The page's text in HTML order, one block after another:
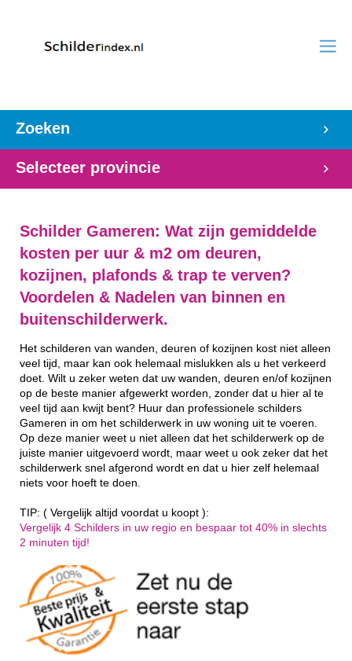
Zoeken
Selecteer provincie
Schilder Gameren: Wat zijn gemiddelde
kosten per uur & m2 om deuren,
kozijnen, plafonds & trap te verven?
Voordelen & Nadelen van binnen en
buitenschilderwerk.
Het schilderen van wanden, deuren of kozijnen kost niet alleen
veel tijd, maar kan ook helemaal mislukken als u het verkeerd
doet. Wilt u zeker weten dat uw wanden, deuren en/of kozijnen
op de beste manier afgewerkt worden, zonder dat u hier al te
veel tijd aan kwijt bent? Huur dan professionele schilders
Gameren in om het schilderwerk in uw woning uit te voeren.
Op deze manier weet u niet alleen dat het schilderwerk op de
juiste manier uitgevoerd wordt, maar weet u ook zeker dat het
schilderwerk snel afgerond wordt en dat u hier zelf helemaal
niets voor hoeft te doen.
TIP: ( Vergelijk altijd voordat u koopt ):
Vergelijk 4 Schilders in uw regio en bespaar tot 40% in slechts
2 minuten tijd!